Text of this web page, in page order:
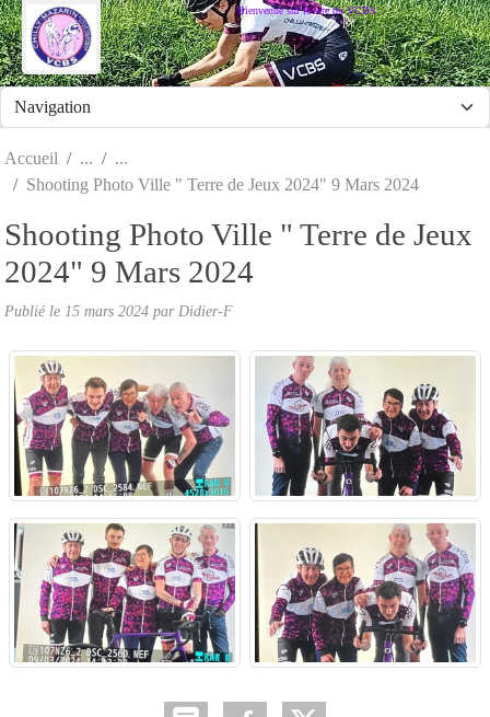
Bienvenue sur le site du VCBS
Accueil
Shooting Photo Ville " Terre de Jeux 2024" 9 Mars 2024
Shooting Photo Ville " Terre de Jeux
2024" 9 Mars 2024
Publié le 15 mars 2024 par Didier-F
Panneau de gestion des cookies